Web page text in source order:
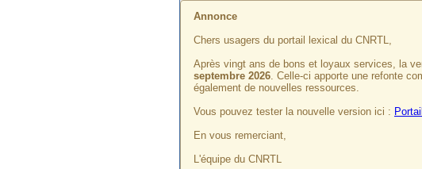
Annonce
Chers usagers du portail lexical du CNRTL,
Après vingt ans de bons et loyaux services, la
septembre 2026. Celle-ci apporte une refonte
également de nouvelles ressources.
Vous pouvez tester la nouvelle version ici :
En vous remerciant,
L'équipe du CNRTL